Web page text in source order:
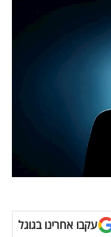
עקבו אחרינו בגוגל